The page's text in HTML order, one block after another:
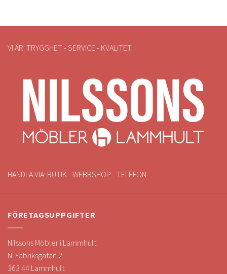
VI ÄR: TRYGGHET - SERVICE - KVALITET
HANDLA VIA: BUTIK - WEBBSHOP - TELEFON
FÖRETAGSUPPGIFTER
Nilssons Möbler i Lammhult
N. Fabriksgatan 2
363 44 Lammhult